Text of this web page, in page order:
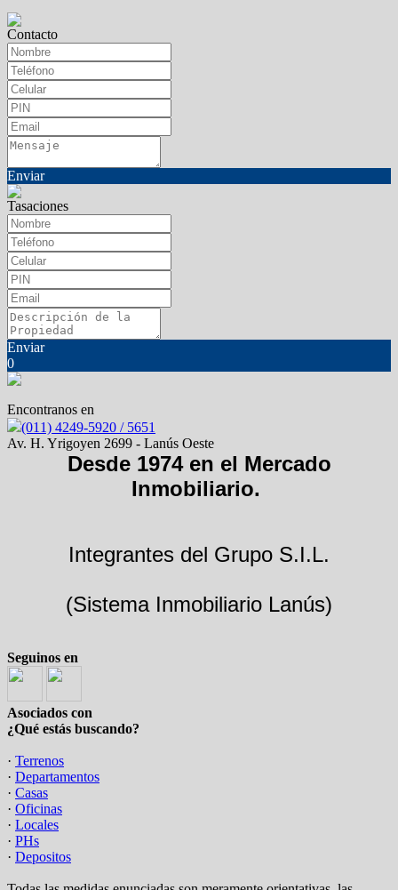
Contacto
Enviar
Tasaciones
Enviar
0
Encontranos en
(011) 4249-5920 / 5651
Av. H. Yrigoyen 2699 - Lanús Oeste
Desde 1974 en el Mercado
Inmobiliario.
Integrantes del Grupo S.I.L.
(Sistema Inmobiliario Lanús)
Seguinos en
Asociados con
¿Qué estás buscando?
· Terrenos
· Departamentos
· Casas
· Oficinas
· Locales
· PHs
· Depositos